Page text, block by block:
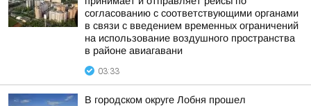
согласованию с соответствующими органами
в связи с введением временных ограничений
на использование воздушного пространства
в районе авиагавани
03:33
В городском округе Лобня прошел